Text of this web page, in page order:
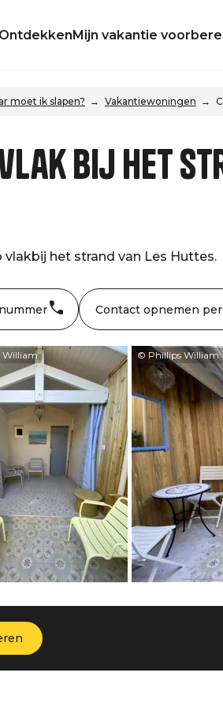
OntdekkenMijn vakantie
moet ik slapen? Vakantiewoningen
bij het
het strand van Les Huttes.
Contact opnemen
© Phillips William